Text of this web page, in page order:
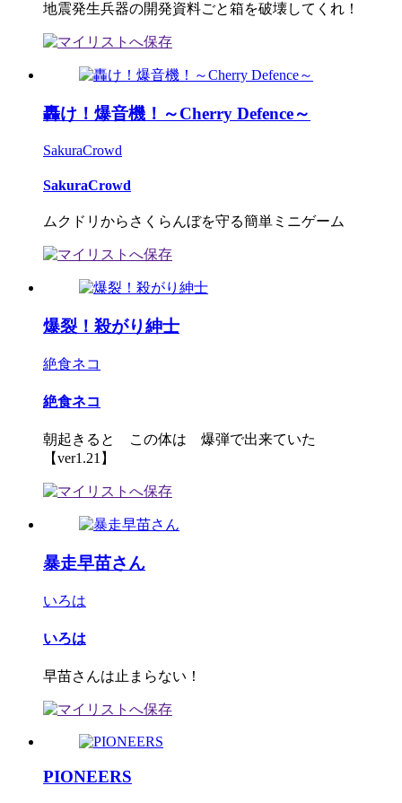
地震発生兵器の開発資料ごと箱を破壊してくれ！
轟け！爆音機！～Cherry Defence～
SakuraCrowd
SakuraCrowd
ムクドリからさくらんぼを守る簡単ミニゲーム
爆裂！殺がり紳士
絶食ネコ
絶食ネコ
朝起きると この体は 爆弾で出来ていた
【ver1.21】
暴走早苗さん
いろは
いろは
早苗さんは止まらない！
PIONEERS